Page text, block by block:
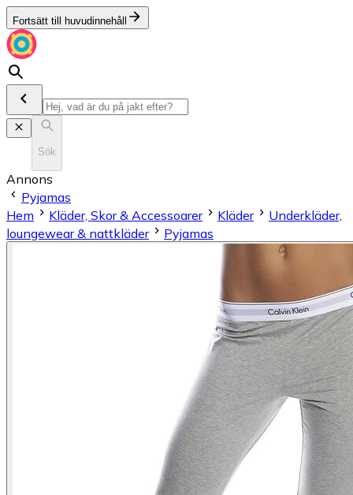
Fortsätt till huvudinnehåll
Sök
Annons
Pyjamas
Hem
Kläder, Skor & Accessoarer Kläder
Underkläder,
loungewear & nattkläder
Pyjamas